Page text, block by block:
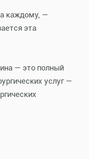
каждому, —
эта
— это полный
услуг —